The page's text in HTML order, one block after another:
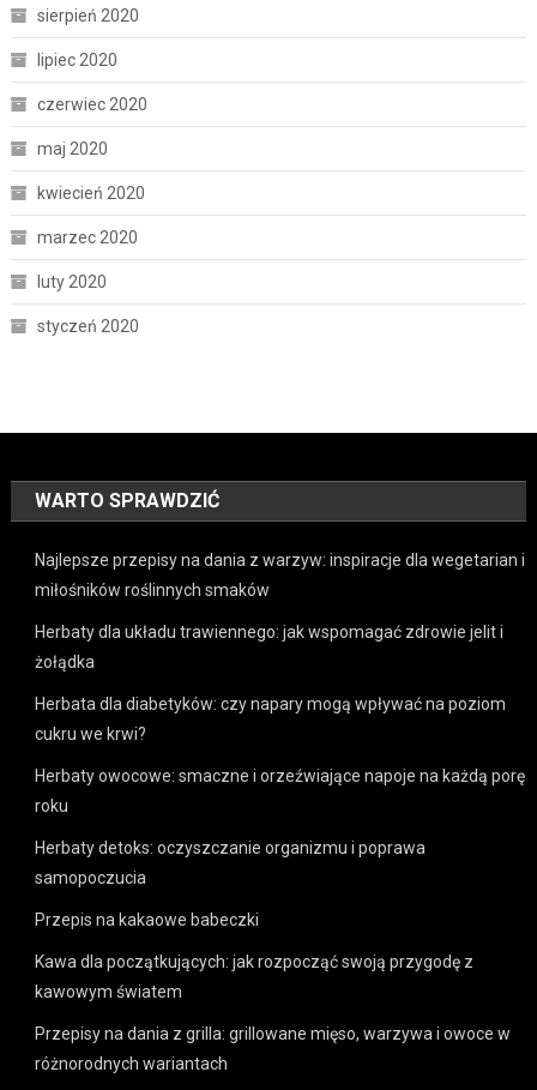
sierpień 2020
lipiec 2020
czerwiec 2020
maj 2020
kwiecień 2020
marzec 2020
luty 2020
styczeń 2020
WARTO SPRAWDZIĆ
Najlepsze przepisy na dania z warzyw: inspiracje dla wegetarian i
miłośników roślinnych smaków
Herbaty dla układu trawiennego: jak wspomagać zdrowie jelit i
żołądka
Herbata dla diabetyków: czy napary mogą wpływać na poziom
cukru we krwi?
Herbaty owocowe: smaczne i orzeźwiające napoje na każdą porę
roku
Herbaty detoks: oczyszczanie organizmu i poprawa
samopoczucia
Przepis na kakaowe babeczki
Kawa dla początkujących: jak rozpocząć swoją przygodę z
kawowym światem
Przepisy na dania z grilla: grillowane mięso, warzywa i owoce w
różnorodnych wariantach